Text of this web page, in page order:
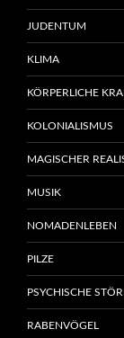
JUDENTUM
KLIMA
KÖRPERLICHE
KOLONIALISMUS
MAGISCHER
MUSIK
NOMADENLEBEN
PILZE
PSYCHISCHE
RABENVÖGEL